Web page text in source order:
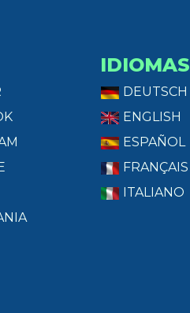
IDIOMAS
DEUTSCH
ENGLISH
ESPAÑOL
FRANÇAIS
ITALIANO